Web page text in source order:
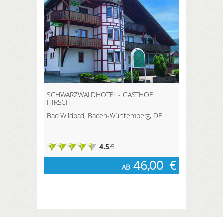
SCHWARZWALDHOTEL - GASTHOF
HIRSCH
Bad Wildbad, Baden-Württemberg, DE
4.5/5
AB 46,00 €